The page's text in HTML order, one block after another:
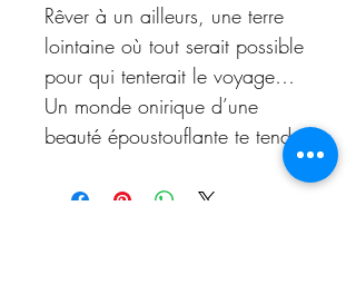
Rêver à un ailleurs, une terre
lointaine où tout serait possible
pour qui tenterait le voyage…
Un monde onirique d’une
beauté époustouflante te tend
embarquer.